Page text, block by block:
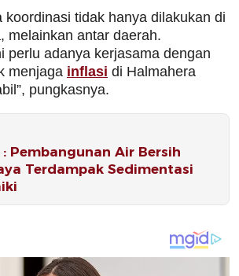
koordinasi tidak hanya dilakukan di
melainkan antar daerah.
perlu adanya kerjasama dengan
menjaga inflasi di Halmahera
pungkasnya.
Pembangunan Air Bersih
Terdampak Sedimentasi